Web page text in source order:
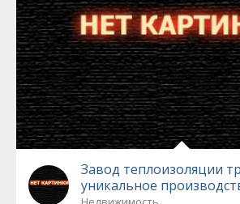
Завод теплоизоляции
уникальное